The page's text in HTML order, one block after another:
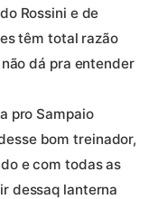
Rossini e de
têm total razão
dá pra entender
pro Sampaio
bom treinador,
e com todas as
dessaq lanterna